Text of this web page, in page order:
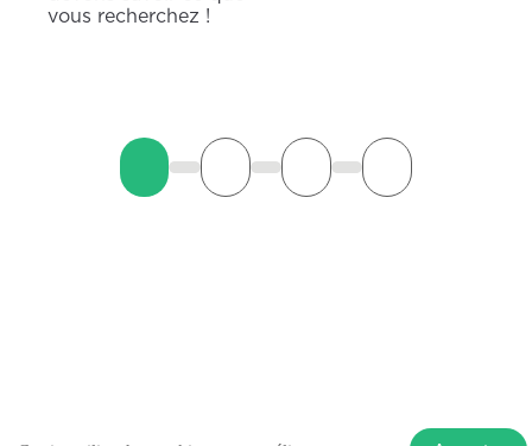
vous recherchez !